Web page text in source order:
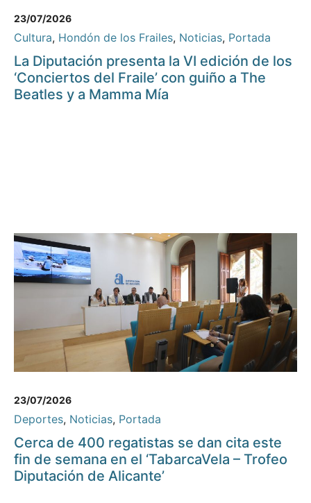
23/07/2026
Cultura, Hondón de los Frailes, Noticias, Portada
La Diputación presenta la VI edición de los
‘Conciertos del Fraile’ con guiño a The
Beatles y a Mamma Mía
23/07/2026
Deportes, Noticias, Portada
Cerca de 400 regatistas se dan cita este
fin de semana en el ‘TabarcaVela – Trofeo
Diputación de Alicante’